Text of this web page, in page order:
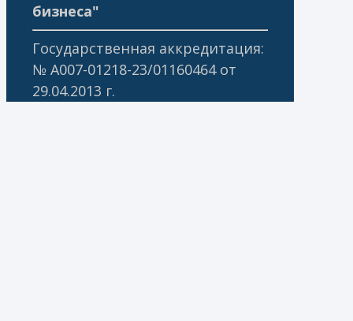
бизнеса"
Государственная аккредитация:
№ А007-01218-23/01160464 от
29.04.2013 г.